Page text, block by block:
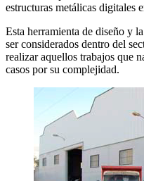
estructuras metálicas digitales
Esta herramienta de diseño y
ser considerados dentro del
realizar aquellos trabajos que
casos por su complejidad.